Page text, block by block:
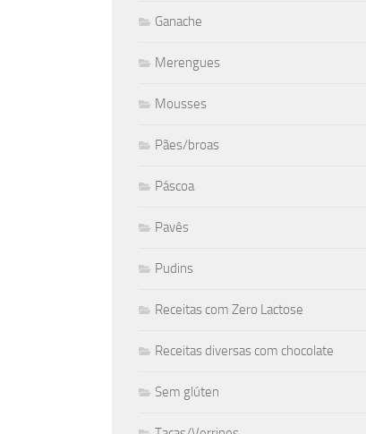
Ganache
Merengues
Mousses
Pães/broas
Páscoa
Pavês
Pudins
Receitas com Zero Lactose
Receitas diversas com chocolate
Sem glúten